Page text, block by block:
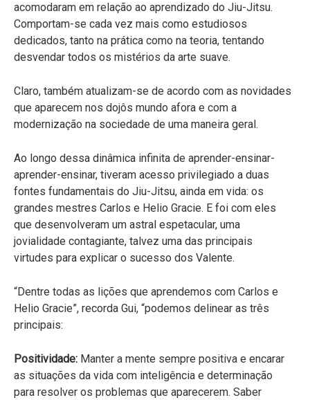
acomodaram em relação ao aprendizado do Jiu-Jitsu.
Comportam-se cada vez mais como estudiosos
dedicados, tanto na prática como na teoria, tentando
desvendar todos os mistérios da arte suave.
Claro, também atualizam-se de acordo com as novidades
que aparecem nos dojôs mundo afora e com a
modernização na sociedade de uma maneira geral.
Ao longo dessa dinâmica infinita de aprender-ensinar-
aprender-ensinar, tiveram acesso privilegiado a duas
fontes fundamentais do Jiu-Jitsu, ainda em vida: os
grandes mestres Carlos e Helio Gracie. E foi com eles
que desenvolveram um astral espetacular, uma
jovialidade contagiante, talvez uma das principais
virtudes para explicar o sucesso dos Valente.
“Dentre todas as lições que aprendemos com Carlos e
Helio Gracie”, recorda Gui, “podemos delinear as três
principais:
Positividade: Manter a mente sempre positiva e encarar
as situações da vida com inteligência e determinação
para resolver os problemas que aparecerem. Saber